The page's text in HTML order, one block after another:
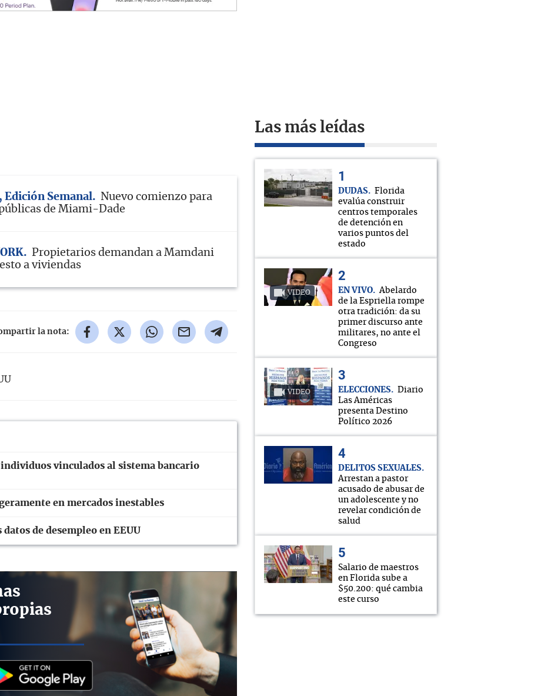
Edición Semanal
Nuevo comienzo para
de Miami-Dade
Propietarios demandan a Mamdani
a viviendas
la nota:
individuos vinculados al sistema bancario
en mercados inestables
de desempleo en EEUU
Las más leídas
DUDAS
Florida
evalúa construir
centros temporales
de detención en
varios puntos del
estado
VIDEO EN VIVO
Abelardo
de la Espriella rompe
otra tradición: da su
primer discurso ante
militares, no ante el
Congreso
VIDEO ELECCIONES
Diario
Las Américas
presenta Destino
Político 2026
DELITOS SEXUALES
Arrestan a pastor
acusado de abusar de
un adolescente y no
revelar condición de
salud
Salario de maestros
en Florida sube a
$50.200: qué cambia
este curso